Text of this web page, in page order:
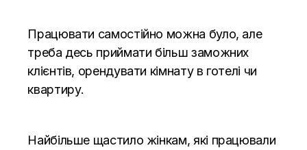
Працювати самостійно можна було, але
треба десь приймати більш заможних
клієнтів, орендувати кімнату в готелі чи
квартиру.
Найбільше щастило жінкам, які працювали